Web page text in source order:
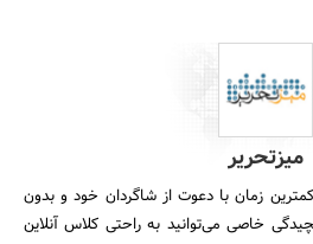
میزتحریر
زمان با دعوت از شاگردان خود و بدون
خاصی می‌توانید به راحتی کلاس آنلاین